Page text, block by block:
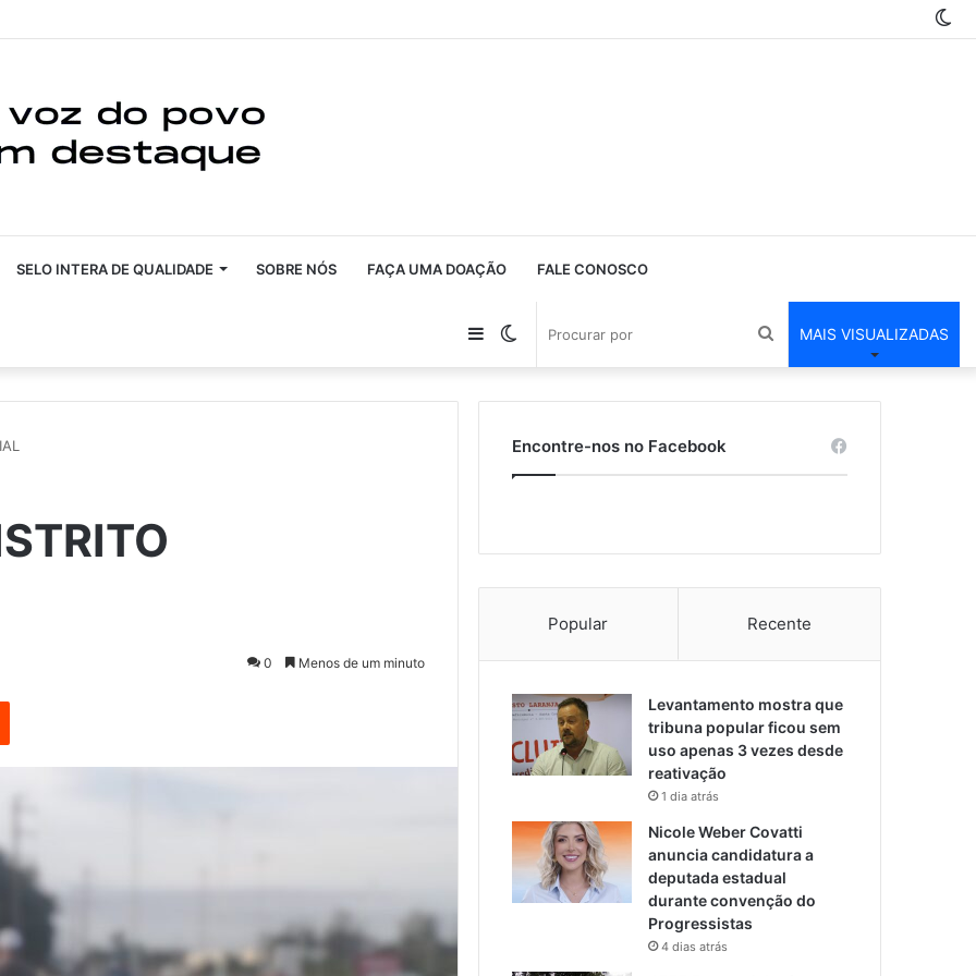
SELO INTERA DE QUALIDADE SOBRE NÓS FAÇA UMA DOAÇÃO FALE CONOSCO
MAIS VISUALIZADAS
Procurar
por
Switch
skin
Barra
Lateral
0 Menos de um minuto
Reddit
Encontre-nos no Facebook
Popular Recente
Levantamento mostra que
tribuna popular ficou sem
uso apenas 3 vezes desde
reativação
1 dia atrás
Nicole Weber Covatti
anuncia candidatura a
deputada estadual
durante convenção do
Progressistas
4 dias atrás